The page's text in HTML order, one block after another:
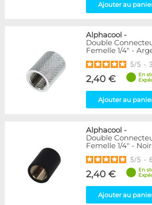
Ajouter au
Alphacool -
Double
Femelle 1/4" -
5/5 - 3
2,40 €
En
Ajouter au
Alphacool -
Double
Femelle 1/4" - Noir
5/5 - 6
2,40 €
En
Ajouter au